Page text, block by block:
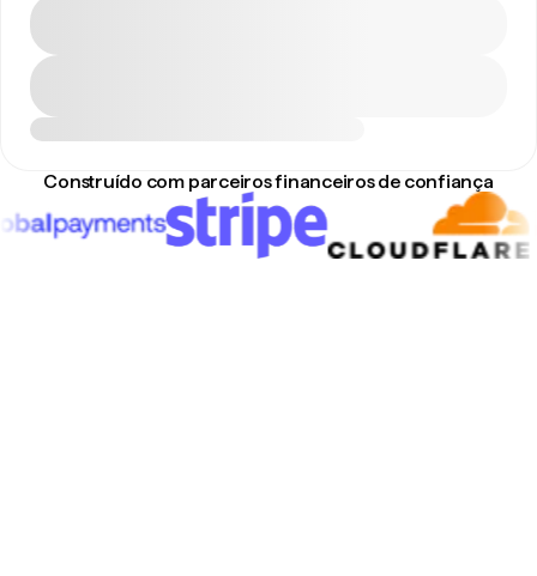
Construído com parceiros financeiros de confiança